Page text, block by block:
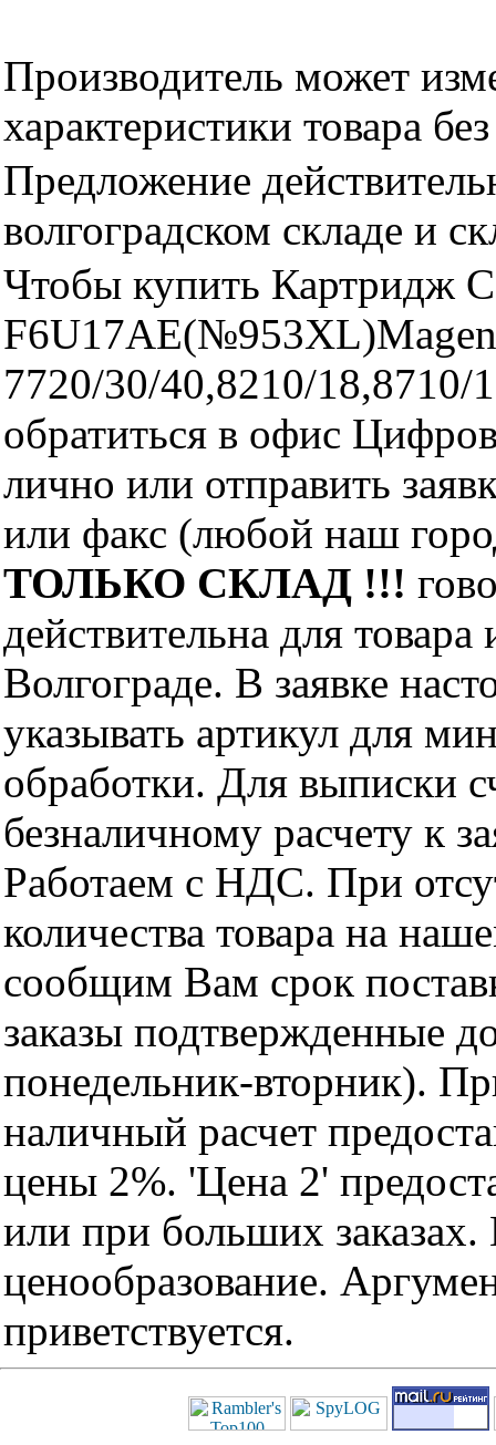
Производитель может
характеристики товара
Предложение
волгоградском складе и
Чтобы купить Картридж
7720/30/40,8210/18,8710/
обратиться в офис
лично или отправить
или факс (любой наш
ТОЛЬКО СКЛАД !!!
действительна для
Волгограде. В заявке
указывать артикул для
обработки. Для выписки
безналичному расчету к
Работаем с НДС. При
количества товара на
сообщим Вам срок
заказы подтвержденные
понедельник-вторник).
наличный расчет
цены 2%. 'Цена 2'
или при больших
ценообразование.
приветствуется.